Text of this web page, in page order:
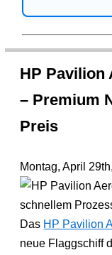
HP Pavilion
– Premium
Preis
Montag, April
Das HP Pavilion
neue Flaggschiff